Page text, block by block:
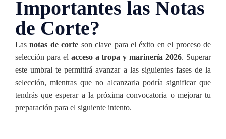
Importantes las Notas
de Corte?
Lasnotas de corte son clave para el éxito en el proceso de
selección para el acceso a tropa y marinería 2026. Superar
este umbral te permitirá avanzar a las siguientes fases de la
selección, mientras que no alcanzarla podría significar que
tendrás que esperar a la próxima convocatoria o mejorar tu
preparación para el siguiente intento.